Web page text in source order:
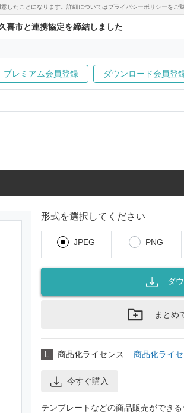
したことになります。詳細についてはプライバシーポリシーをご
喜市と連携協定を締結しました
プレミアム会員登録 ダウンロード会員登
形式を選択してください
JPEG PNG
ダ
まとめ
L 商品化ライセンス 商品化ライ
今すぐ購入
テンプレートなどの商品販売ができる